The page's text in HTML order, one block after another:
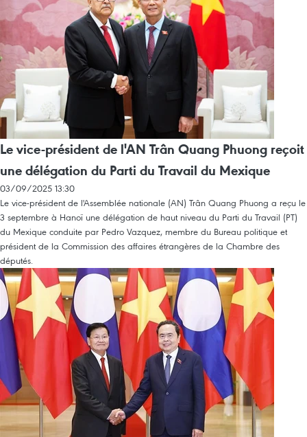
Le vice-président de l'AN Trân Quang Phuong reçoit
une délégation du Parti du Travail du Mexique
03/09/2025 13:30
Le vice-président de l'Assemblée nationale (AN) Trân Quang Phuong a reçu le
3 septembre à Hanoï une délégation de haut niveau du Parti du Travail (PT)
du Mexique conduite par Pedro Vazquez, membre du Bureau politique et
président de la Commission des affaires étrangères de la Chambre des
députés.